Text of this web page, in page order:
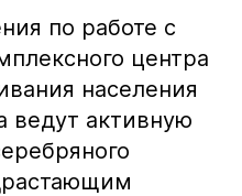
по работе с
центра
населения
ведут активную